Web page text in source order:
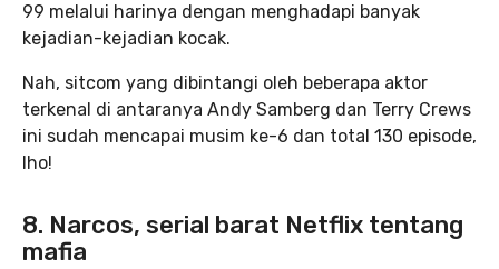
99 melalui harinya dengan menghadapi banyak
kejadian-kejadian kocak.
Nah, sitcom yang dibintangi oleh beberapa aktor
terkenal di antaranya Andy Samberg dan Terry Crews
ini sudah mencapai musim ke-6 dan total 130 episode,
lho!
8. Narcos, serial barat Netflix tentang
mafia